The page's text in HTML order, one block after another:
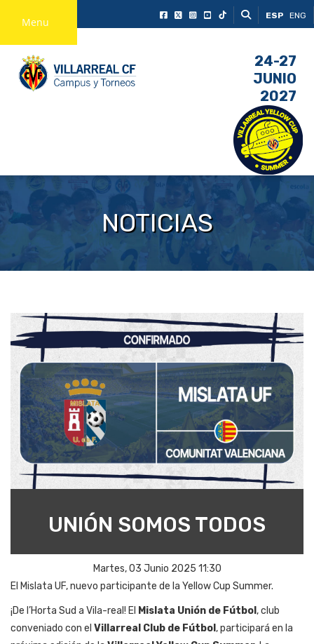
Menu ESP ENG
24-27
JUNIO
2027
NOTICIAS
UNIÓN SOMOS TODOS
Martes, 03 Junio 2025 11:30
El Mislata UF, nuevo participante de la Yellow Cup Summer.
¡De l’Horta Sud a Vila-real! El Mislata Unión de Fútbol , club
conveniado con el Villarreal Club de Fútbol , participará en la